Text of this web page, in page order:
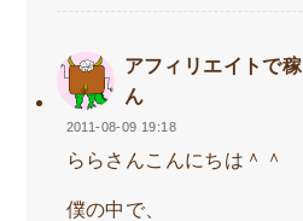
アフィリエイトで
ん
2011-08-09 19:18
ららさんこんにちは＾＾
僕の中で、